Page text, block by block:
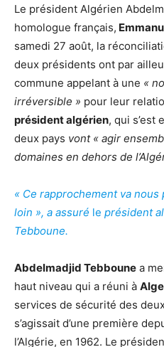
Le président Algérien
homologue français,
samedi 27 août, la
deux présidents ont par
commune appelant à une «
irréversible » pour leur
président algérien, qui s’est
deux pays vont « agir
domaines en dehors de
« Ce rapprochement va
loin », a assuré le président
Tebboune.
Abdelmadjid Tebboune a
haut niveau qui a réuni à
services de sécurité des
s’agissait d’une première
l’Algérie, en 1962. Le